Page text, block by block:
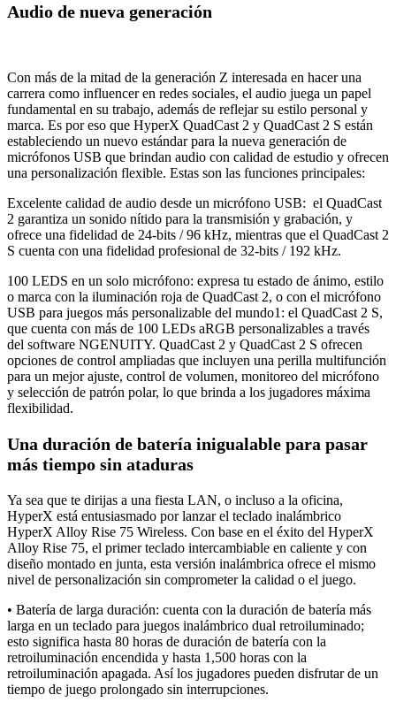
Audio de nueva generación
Con más de la mitad de la generación Z interesada en hacer una
carrera como influencer en redes sociales, el audio juega un papel
fundamental en su trabajo, además de reflejar su estilo personal y
marca. Es por eso que HyperX QuadCast 2 y QuadCast 2 S están
estableciendo un nuevo estándar para la nueva generación de
micrófonos USB que brindan audio con calidad de estudio y ofrecen
una personalización flexible. Estas son las funciones principales:
Excelente calidad de audio desde un micrófono USB: el QuadCast
2 garantiza un sonido nítido para la transmisión y grabación, y
ofrece una fidelidad de 24-bits / 96 kHz, mientras que el QuadCast 2
S cuenta con una fidelidad profesional de 32-bits / 192 kHz.
100 LEDS en un solo micrófono: expresa tu estado de ánimo, estilo
o marca con la iluminación roja de QuadCast 2, o con el micrófono
USB para juegos más personalizable del mundo1: el QuadCast 2 S,
que cuenta con más de 100 LEDs aRGB personalizables a través
del software NGENUITY. QuadCast 2 y QuadCast 2 S ofrecen
opciones de control ampliadas que incluyen una perilla multifunción
para un mejor ajuste, control de volumen, monitoreo del micrófono
y selección de patrón polar, lo que brinda a los jugadores máxima
flexibilidad.
Una duración de batería inigualable para pasar
más tiempo sin ataduras
Ya sea que te dirijas a una fiesta LAN, o incluso a la oficina,
HyperX está entusiasmado por lanzar el teclado inalámbrico
HyperX Alloy Rise 75 Wireless. Con base en el éxito del HyperX
Alloy Rise 75, el primer teclado intercambiable en caliente y con
diseño montado en junta, esta versión inalámbrica ofrece el mismo
nivel de personalización sin comprometer la calidad o el juego.
• Batería de larga duración: cuenta con la duración de batería más
larga en un teclado para juegos inalámbrico dual retroiluminado;
esto significa hasta 80 horas de duración de batería con la
retroiluminación encendida y hasta 1,500 horas con la
retroiluminación apagada. Así los jugadores pueden disfrutar de un
tiempo de juego prolongado sin interrupciones.